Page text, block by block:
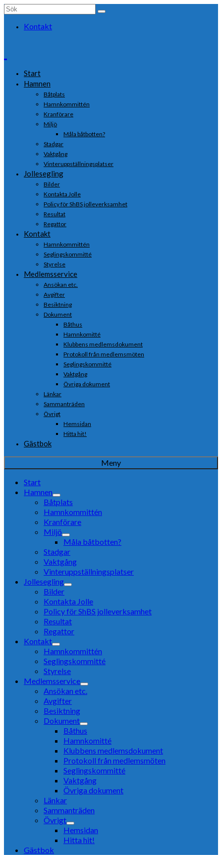
Search
Kontakt
Start
Hamnen
Båtplats
Hamnkommittén
Kranförare
Miljö
Måla båtbotten?
Stadgar
Vaktgång
Vinteruppställningsplatser
Jollesegling
Bilder
Kontakta Jolle
Policy för ShBS jolleverksamhet
Resultat
Regattor
Kontakt
Hamnkommittén
Seglingskommitté
Styrelse
Medlemsservice
Ansökan etc.
Avgifter
Besiktning
Dokument
Båthus
Hamnkomitté
Klubbens medlemsdokument
Protokoll från medlemsmöten
Seglingskommitté
Vaktgång
Övriga dokument
Länkar
Sammanträden
Övrigt
Hemsidan
Hitta hit!
Gästbok
Meny
Start
Hamnen
Båtplats
Hamnkommittén
Kranförare
Miljö
Måla båtbotten?
Stadgar
Vaktgång
Vinteruppställningsplatser
Jollesegling
Bilder
Kontakta Jolle
Policy för ShBS jolleverksamhet
Resultat
Regattor
Kontakt
Hamnkommittén
Seglingskommitté
Styrelse
Medlemsservice
Ansökan etc.
Avgifter
Besiktning
Dokument
Båthus
Hamnkomitté
Klubbens medlemsdokument
Protokoll från medlemsmöten
Seglingskommitté
Vaktgång
Övriga dokument
Länkar
Sammanträden
Övrigt
Hemsidan
Hitta hit!
Gästbok